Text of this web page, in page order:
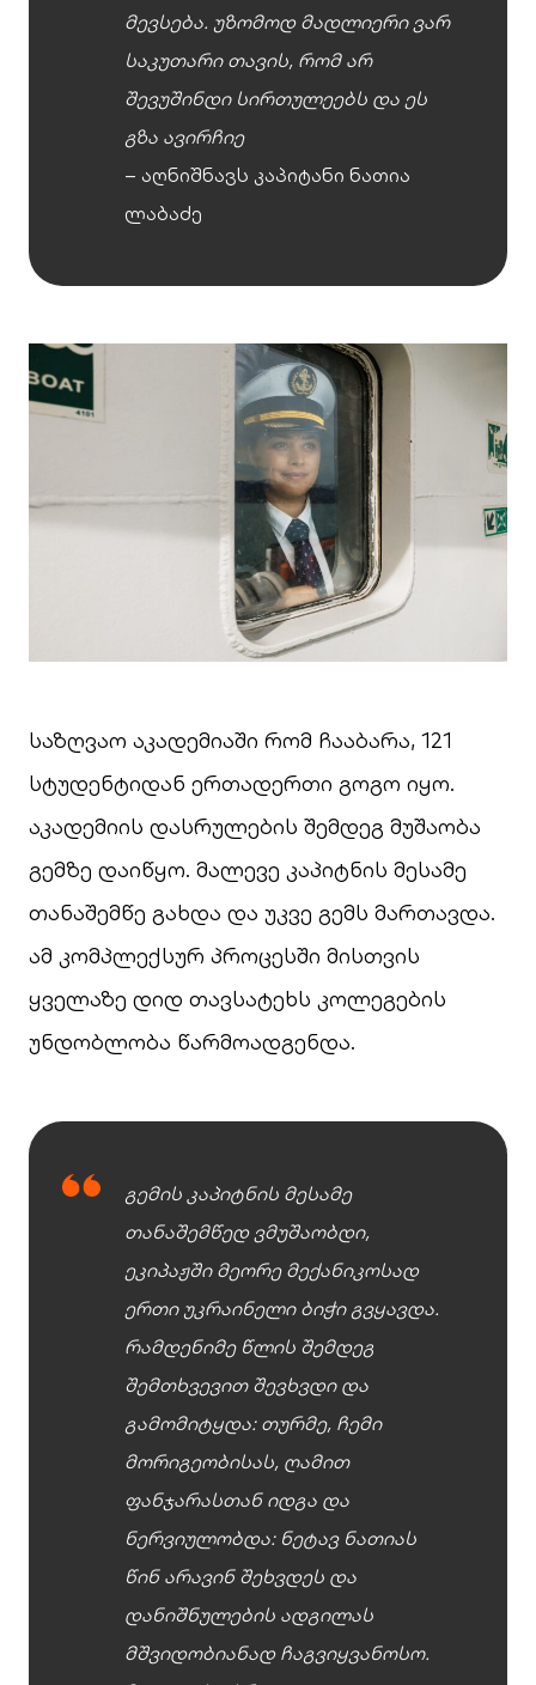
მევსება. უზომოდ მადლიერი ვარ
საკუთარი თავის, რომ არ
შევუშინდი სირთულეებს და ეს
გზა ავირჩიე
– აღნიშნავს კაპიტანი ნათია
ლაბაძე
საზღვაო აკადემიაში რომ ჩააბარა, 121
სტუდენტიდან ერთადერთი გოგო იყო.
აკადემიის დასრულების შემდეგ მუშაობა
გემზე დაიწყო. მალევე კაპიტნის მესამე
თანაშემწე გახდა და უკვე გემს მართავდა.
ამ კომპლექსურ პროცესში მისთვის
ყველაზე დიდ თავსატეხს კოლეგების
უნდობლობა წარმოადგენდა.
გემის კაპიტნის მესამე
თანაშემწედ ვმუშაობდი,
ეკიპაჟში მეორე მექანიკოსად
ერთი უკრაინელი ბიჭი გვყავდა.
რამდენიმე წლის შემდეგ
შემთხვევით შევხვდი და
გამომიტყდა: თურმე, ჩემი
მორიგეობისას, ღამით
ფანჯარასთან იდგა და
ნერვიულობდა: ნეტავ ნათიას
წინ არავინ შეხვდეს და
დანიშნულების ადგილას
მშვიდობიანად ჩაგვიყვანოსო.